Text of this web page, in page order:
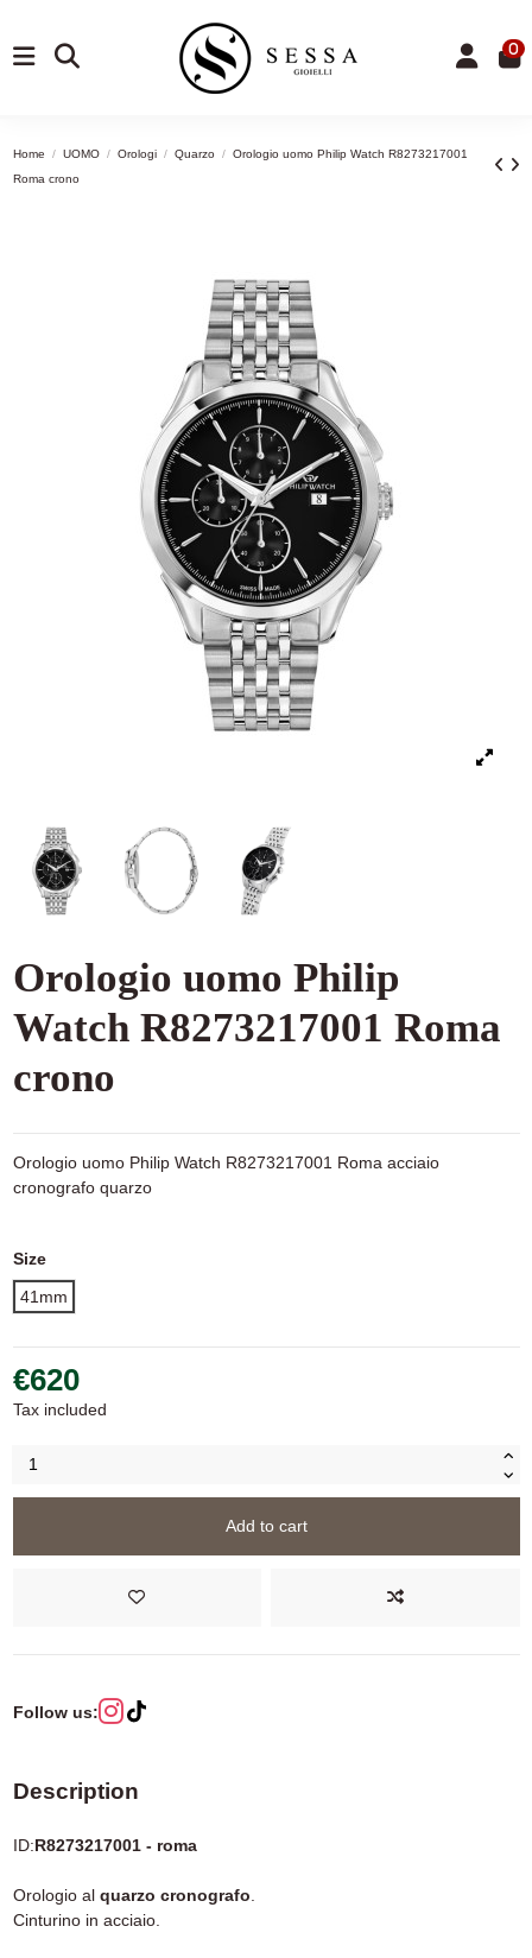
0
Home UOMO Orologi Quarzo
Orologio uomo Philip Watch R8273217001
Roma crono
Orologio uomo Philip
Watch R8273217001 Roma
crono
Orologio uomo Philip Watch R8273217001 Roma acciaio
cronografo quarzo
Size
41mm
€620
Tax included
Add to cart
Follow us:
Description
ID:R8273217001 - roma
Orologio al quarzo cronografo.
Cinturino in acciaio.